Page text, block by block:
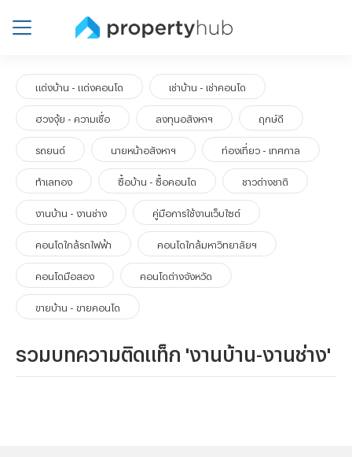
แต่งบ้าน - แต่งคอนโด เช่าบ้าน - เช่าคอนโด
ฮวงจุ้ย - ความเชื่อ ลงทุนอสังหาฯ ฤกษ์ดี
รถยนต์ นายหน้าอสังหาฯ ท่องเที่ยว - เทศกาล
ทำเลทอง ซื้อบ้าน - ซื้อคอนโด ชาวต่างชาติ
งานบ้าน - งานช่าง คู่มือการใช้งานเว็บไซต์
คอนโดใกล้รถไฟฟ้า คอนโดใกล้มหาวิทยาลัยฯ
คอนโดมือสอง คอนโดต่างจังหวัด
ขายบ้าน - ขายคอนโด
รวมบทความติดแท็ก 'งานบ้าน-งานช่าง'